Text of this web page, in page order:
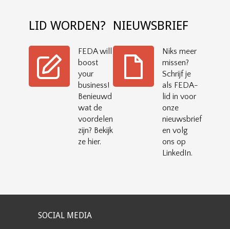
LID WORDEN?
FEDA will
boost
your
business!
Benieuwd
wat de
voordelen
zijn? Bekijk
ze hier.
NIEUWSBRIEF
Niks meer
missen?
Schrijf je
als FEDA-
lid in voor
onze
nieuwsbrief
en volg
ons op
LinkedIn.
SOCIAL MEDIA